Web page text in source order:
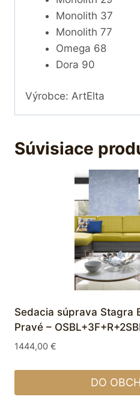
Monolith 37
Monolith 77
Omega 68
Dora 90
Výrobce: ArtElta
Súvisiace
Sedacia súprava Stagra
Pravé –
1444,00 €
DO